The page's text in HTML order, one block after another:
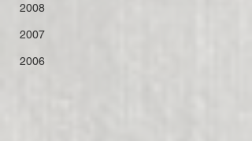
2008
2007
2006